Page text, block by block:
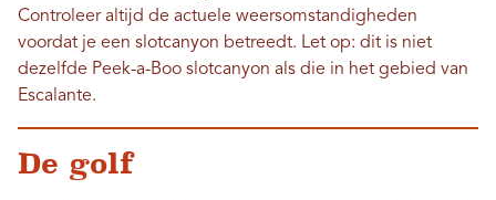
Controleer altijd de actuele weersomstandigheden
voordat je een slotcanyon betreedt. Let op: dit is niet
dezelfde Peek-a-Boo slotcanyon als die in het gebied van
Escalante.
De golf